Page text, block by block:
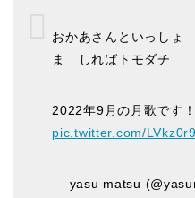
おかあさんといっしょ
ま しればトモダチ
2022年9月の月歌です！
pic.twitter.com/
— yasu matsu